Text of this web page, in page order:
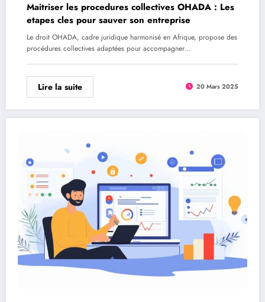
Maitriser les procedures collectives OHADA : Les
etapes cles pour sauver son entreprise
Le droit OHADA, cadre juridique harmonisé en Afrique, propose des
procédures collectives adaptées pour accompagner…
Lire la suite 20 Mars 2025